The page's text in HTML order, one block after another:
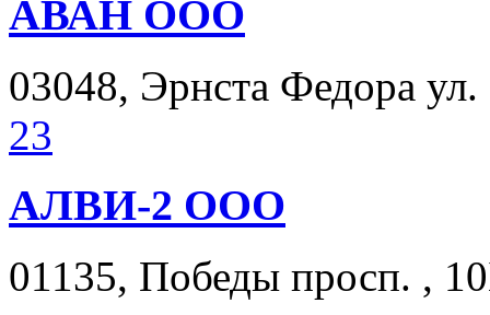
АВАН ООО
03048, Эрнста Федора
23
АЛВИ-2 ООО
01135, Победы просп. ,